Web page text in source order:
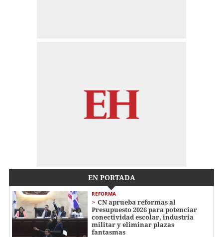
EN PORTADA
REFORMA
CN aprueba reformas al
Presupuesto 2026 para potenciar
conectividad escolar, industria
militar y eliminar plazas
fantasmas